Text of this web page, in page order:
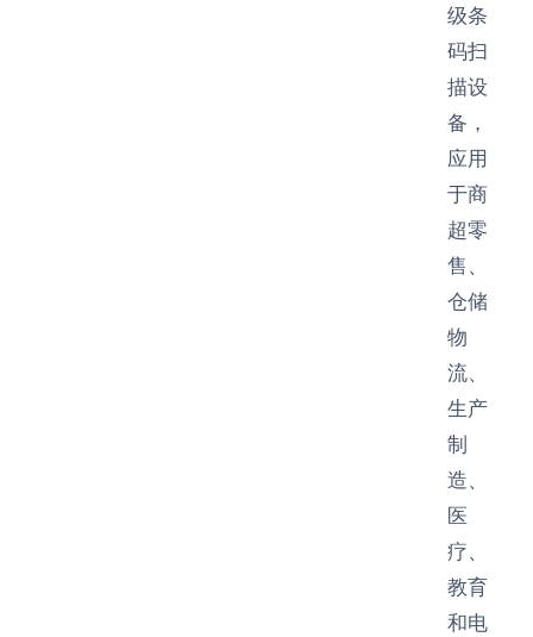
级条
码扫
描设
备，
应用
于商
超零
售、
仓储
物
流、
生产
制
造、
医
疗、
教育
和电